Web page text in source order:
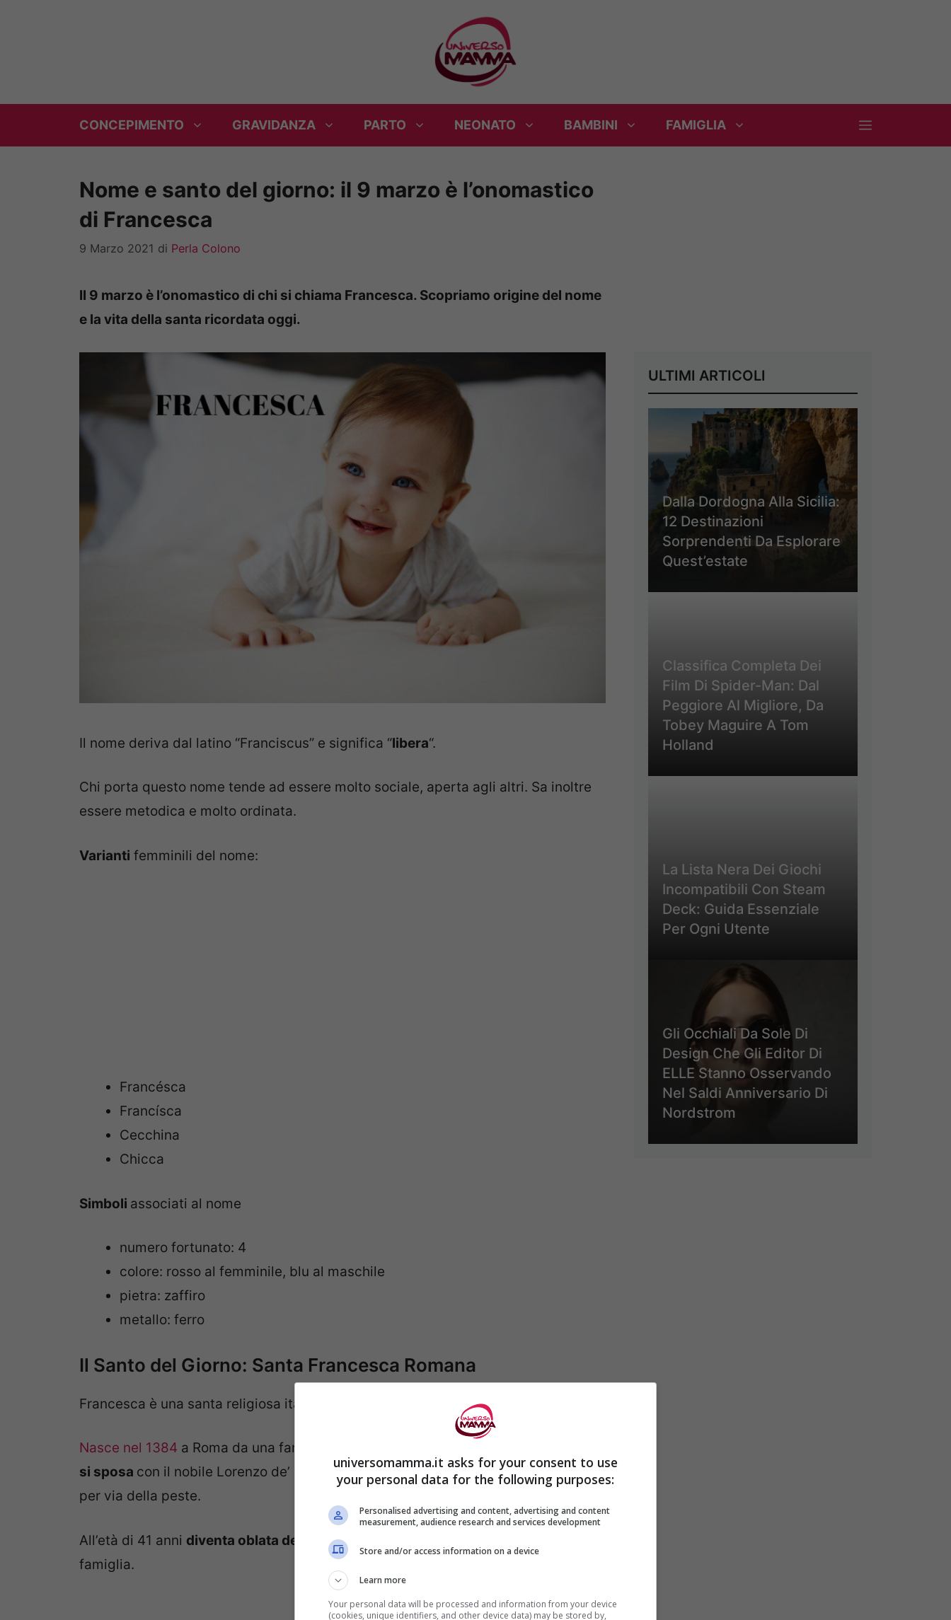
CONCEPIMENTO GRAVIDANZA PARTO NEONATO BAMBINI FAMIGLIA
Nome e santo del giorno: il 9 marzo è l’onomastico
di Francesca
9 Marzo 2021 di Perla Colono
Il 9 marzo è l’onomastico di chi si chiama Francesca. Scopriamo origine del nome
e la vita della santa ricordata oggi.
Il nome deriva dal latino “Franciscus” e significa “libera“.
Chi porta questo nome tende ad essere molto sociale, aperta agli altri. Sa inoltre
essere metodica e molto ordinata.
Varianti femminili del nome:
Francésca
Francísca
Cecchina
Chicca
Simboli associati al nome
numero fortunato: 4
colore: rosso al femminile, blu al maschile
pietra: zaffiro
metallo: ferro
Il Santo del Giorno: Santa Francesca Romana
Francesca è una santa religiosa italiana.
Nasce nel 1384 a Roma da una famiglia nobile. A
si sposa con il nobile Lorenzo de’ Ponziani dal quale ebbe 3 figli, 2 dei quali persi
per via della peste.
All’età di 41 anni diventa oblata della Vergine
famiglia.
ULTIMI ARTICOLI
Dalla Dordogna Alla Sicilia:
12 Destinazioni
Sorprendenti Da Esplorare
Quest’estate
Classifica Completa Dei
Film Di Spider-Man: Dal
Peggiore Al Migliore, Da
Tobey Maguire A Tom
Holland
La Lista Nera Dei Giochi
Incompatibili Con Steam
Deck: Guida Essenziale
Per Ogni Utente
Gli Occhiali Da Sole Di
Design Che Gli Editor Di
ELLE Stanno Osservando
Nel Saldi Anniversario Di
Nordstrom
universomamma.it asks for your consent to use
your personal data for the following purposes:
Personalised advertising and content, advertising and content
measurement, audience research and services development
Store and/or access information on a device
Learn more
Your personal data will be processed and information from your device
(cookies, unique identifiers, and other device data) may be stored by,